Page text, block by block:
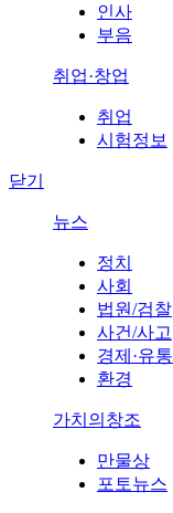
인사
부음
취업·창업
취업
시험정보
닫기
뉴스
정치
사회
법원/검찰
사건/사고
경제·유통
환경
가치의창조
만물상
포토뉴스